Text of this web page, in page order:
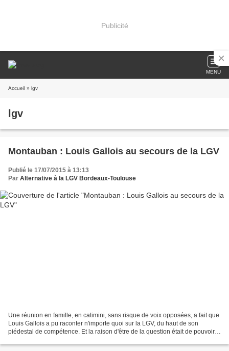
Publicité
MENU
Accueil » lgv
lgv
Montauban : Louis Gallois au secours de la LGV
Publié le 17/07/2015 à 13:13
Par Alternative à la LGV Bordeaux-Toulouse
Une réunion en famille, en catimini, sans risque de voix opposées, a fait que
Louis Gallois a pu raconter n'importe quoi sur la LGV, du haut de son
piédestal de compétence. Et la raison d'être de la question était de pouvoir